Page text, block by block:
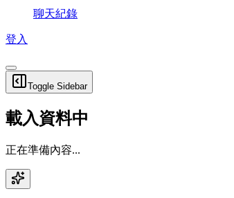
聊天紀錄
登入
Toggle Sidebar
載入資料中
正在準備內容...